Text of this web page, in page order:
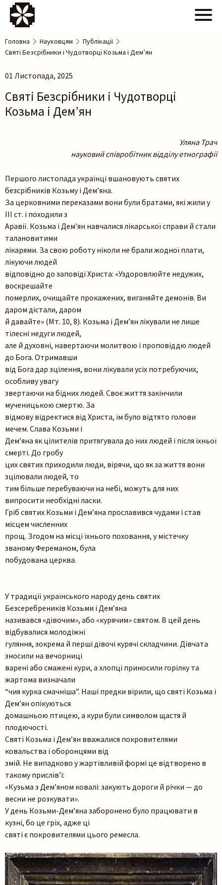
Головна Науковцям
Публікації
Святі Безсрібники і Чудотворці Козьма і Дем’ян
01 Листопада, 2025
Святі Безсрібники і Чудотворці
Козьма і Дем’ян
Уляна Трач
науковий співробітник відділу етнографії
Першого листопада українці вшановують святих
безсрібників Козьму і Дем’яна.
За церковними переказами вони були братами, які жили у
ІІІ ст. і походили з
Аравії. Козьма і Дем’ян навчалися лікарської справи й стали
талановитими
лікарями. За свою роботу ніколи не брали жодної плати,
лікуючи людей
відповідно до заповіді Христа: «Уздоровлюйте недужих,
воскрешайте
померлих, очищайте прокажених, виганяйте демонів. Ви
даром дістали, даром
й давайте» (Мт. 10, 8). Козьма і Дем’ян лікували не лише
тілесні недуги людей,
але й духовні, навертаючи молитвою і проповіддю людей
до Бога. Отримавши
від Бога дар зцілення, вони лікували усіх потребуючих,
особливу увагу
звертаючи на бідних людей. Своє життя закінчили
мученицькою смертю. За
відмову відректися від Христа, їм було відтято голови
мечем. Слава Козьми і
Дем’яна як цілителів притягувала до них людей і після їхньої
смерті. До гробу
цих святих приходили люди, вірячи, що як за життя вони
зцілювали людей, то
тим більше перебуваючи на небі, можуть для них
випросити необхідні ласки.
Гріб святих Козьми і Дем’яна прославився чудами і став
місцем численних
прощ. Згодом на місці їхнього поховання, у містечку
званому Фереманом, була
побудована церква.
У традиції українського народу день святих
Безсеребреників Козьми і Дем’яна
називався «дівочим», або «курячим» святом. В цей день
відбувалися молодіжні
гуляння, зокрема й перші дівочі курячі складчини. Дівчата
зносили на вечорниці
варені або смажені кури, а хлопці приносили горілку та
жартома визначали
“чия курка смачніша”. Наші предки вірили, що святі Козьма і
Дем’ян опікуються
домашньою птицею, а кури були символом щастя й
плодючості.
Святі Козьма і Дем’ян вважалися покровителями
ковальства і оборонцями від
змій. Не випадково у жартівливій формі це відтворено в
такому прислів’ї:
«Кузьма з Дем’яном ковалі: закують дороги й річки — до
весни не розкувати».
У день Козьми-Дем’яна заборонено було працювати в
кузні, бо це гріх, адже ці
святі є покровителями цього ремесла.